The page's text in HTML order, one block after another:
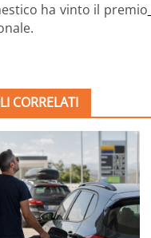
ha vinto il premio
CORRELATI